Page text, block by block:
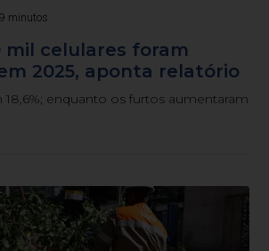
minutos
mil celulares foram
2025, aponta relatório
enquanto os furtos aumentaram